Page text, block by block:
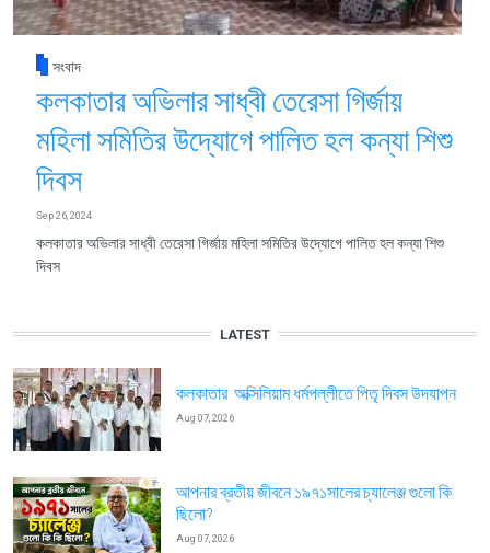
সংবাদ
কলকাতার অভিলার সাধ্বী তেরেসা গির্জায়
মহিলা সমিতির উদ্যোগে পালিত হল কন্যা শিশু
দিবস
Sep 26, 2024
কলকাতার অভিলার সাধ্বী তেরেসা গির্জায় মহিলা সমিতির উদ্যোগে পালিত হল কন্যা শিশু
দিবস
LATEST
কলকাতার অক্সিলিয়াম ধর্মপল্লীতে পিতৃ দিবস উদযাপন
Aug 07, 2026
আপনার ব্রতীয় জীবনে ১৯৭১সালের চ্যালেঞ্জ গুলো কি
ছিলো?
Aug 07, 2026